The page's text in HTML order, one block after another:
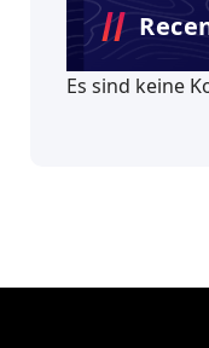
Es sind keine